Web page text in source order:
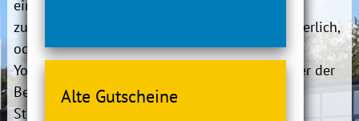
Alte Gutscheine
ein. Ob sanftes Yin-Yoga
zur tiefen Entspannung
oder klassisches Hatha-
Yoga für mehr Kraft und
Beweglichkeit – unsere
Stunden bieten dir den
erforderlich,
online buchbar
unter der